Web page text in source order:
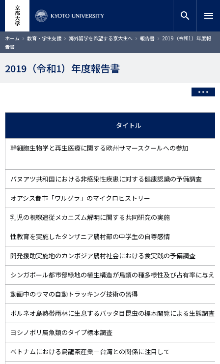
コ
ン
テ
ン
ツ
サイト内検索
検索
search menu
ホーム 教育・学生支援 海外留学を希望する京大生へ 報告書
2019（令和1）年度報
告書
2019（令和1）年度報告書
タイトル
幹細胞生物学と再生医療に関する欧州サマースクールへの参加
バヌアツ共和国における非感染性疾患に対する健康認識の予備調査
オアシス都市「ワルグラ」のマイクロヒストリー
乳児の視線追従メカニズム解明に関する共同研究の実施
性教育を実施したタンザニア農村部の中学生の自尊感情
開発援助実施地のカンボジア農村社会における食実践の予備調査
シンガポール都市部緑地の植生構造が鳥類の種多様性及び占有率に与え
動画中のウマの自動トラッキング技術の習得
ボルネオ島熱帯雨林に生息するバッタ目昆虫の標本閲覧による生態調査
ヨシノボリ属魚類のタイプ標本調査
ベトナムにおける烏龍茶産業－台湾との関係に注目して